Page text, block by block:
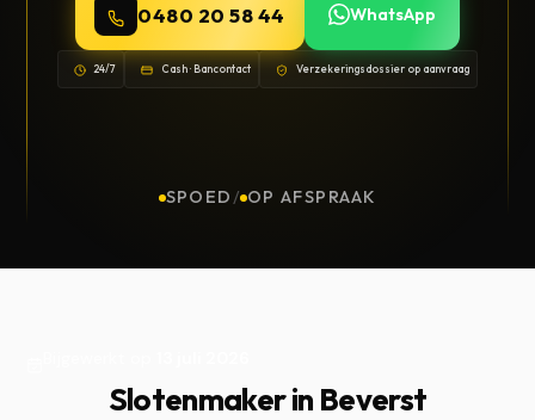
0480 20 58 44 WhatsApp
24/7 Cash · Bancontact Verzekeringsdossier op aanvraag
SPOED / OP AFSPRAAK
Slotenmaker in Beverst